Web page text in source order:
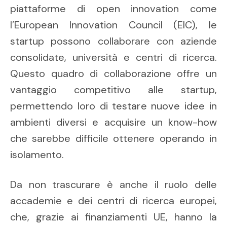
piattaforme di open innovation come
l’European Innovation Council (EIC), le
startup possono collaborare con aziende
consolidate, università e centri di ricerca.
Questo quadro di collaborazione offre un
vantaggio competitivo alle startup,
permettendo loro di testare nuove idee in
ambienti diversi e acquisire un know-how
che sarebbe difficile ottenere operando in
isolamento.
Da non trascurare è anche il ruolo delle
accademie e dei centri di ricerca europei,
che, grazie ai finanziamenti UE, hanno la